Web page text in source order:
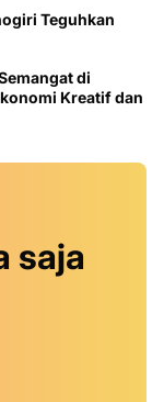
Teguhkan
di
Kreatif dan
saja